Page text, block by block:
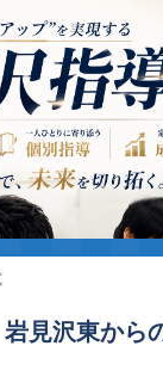
見沢東から